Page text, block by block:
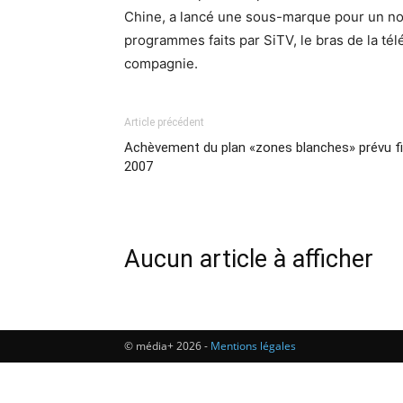
Chine, a lancé une sous-marque pour un
programmes faits par SiTV, le bras de la
compagnie.
Article précédent
Achèvement du plan «zones blanches» prévu
2007
Aucun article à afficher
© média+ 2026 - Mentions légales